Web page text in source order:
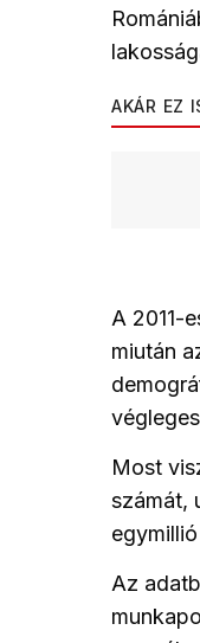
AKÁR EZ
A 2011-
miután
Most
számát,
Az